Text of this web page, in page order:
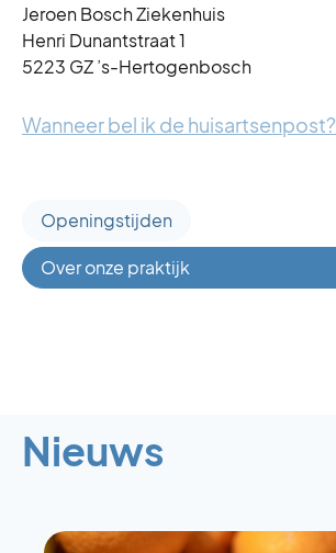
Jeroen Bosch Ziekenhuis
Henri Dunantstraat 1
5223 GZ ’s-Hertogenbosch
Wanneer bel ik de huisartsenpost?
Openingstijden
Over onze praktijk
Nieuws